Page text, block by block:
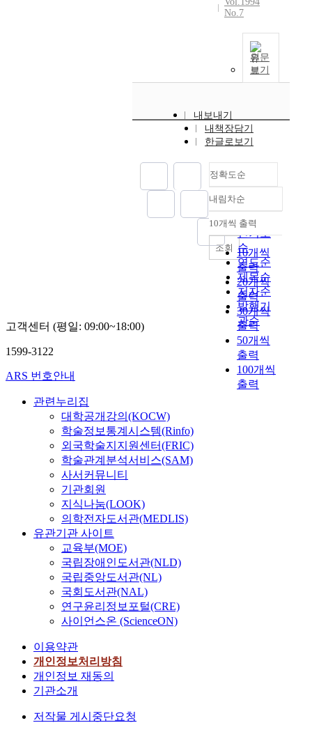
No.7
원문
보기
내보내기
내책장담기
한글로보기
정확도순
정확도
순
인기도
순
연도순
제목순
저자순
발행기
관순
내림차순
내림차순
10개씩 출력
10개씩
출력
20개씩
출력
30개씩
출력
50개씩
출력
100개씩
출력
조회
고객센터 (평일: 09:00~18:00)
1599-3122
ARS 번호안내
관련누리집
대학공개강의(KOCW)
학술정보통계시스템(Rinfo)
외국학술지지원센터(FRIC)
학술관계분석서비스(SAM)
사서커뮤니티
기관회원
지식나눔(LOOK)
의학전자도서관(MEDLIS)
유관기관 사이트
교육부(MOE)
국립장애인도서관(NLD)
국립중앙도서관(NL)
국회도서관(NAL)
연구윤리정보포털(CRE)
사이언스온 (ScienceON)
이용약관
개인정보처리방침
개인정보 재동의
기관소개
저작물 게시중단요청